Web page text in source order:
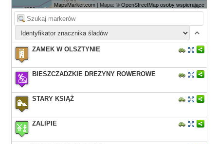
MapsMarker.com| Mapa: ©OpenStreetMap osoby wspierające
ZAMEK W OLSZTYNIE
BIESZCZADZKIE DREZYNY ROWEROWE
STARY KSIĄŻ
ZALIPIE